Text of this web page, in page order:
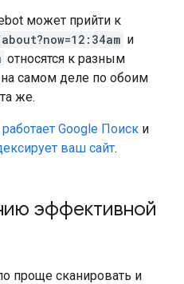
может прийти к
и
относятся к разным
на самом деле по обоим
же.
работает Google Поиск и
ваш сайт.
эффективной
проще сканировать и